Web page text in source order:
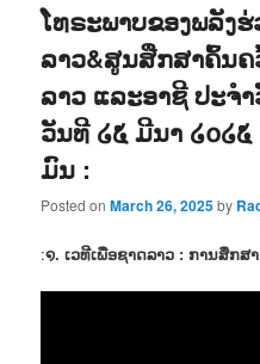
ໂທຣະພາບຂອງພລັງ
ລາວ&ສູນສືກສາຄົ້ນ
ລາວ ແລະອາຊີ ປະຈ
ວັນທີ ໒໕ ມີນາ ໒໐໒
ມົນ :
Posted onMarch 26, 2025by
:໑. ເວທີເພື່ອຊາດລາວ : ການສຶກສ